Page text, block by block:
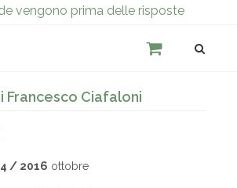
vengono prima delle risposte
Francesco Ciafaloni
/ 2016 ottobre